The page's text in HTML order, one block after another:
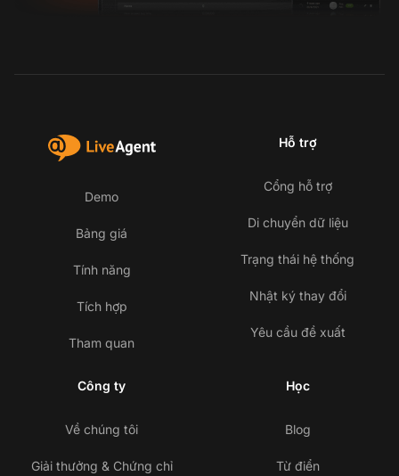
Demo
Bảng giá
Tính năng
Tích hợp
Tham quan
Hỗ trợ
Cổng hỗ trợ
Di chuyển dữ liệu
Trạng thái hệ thống
Nhật ký thay đổi
Yêu cầu đề xuất
Công ty
Về chúng tôi
Giải thưởng & Chứng chỉ
Học
Blog
Từ điển